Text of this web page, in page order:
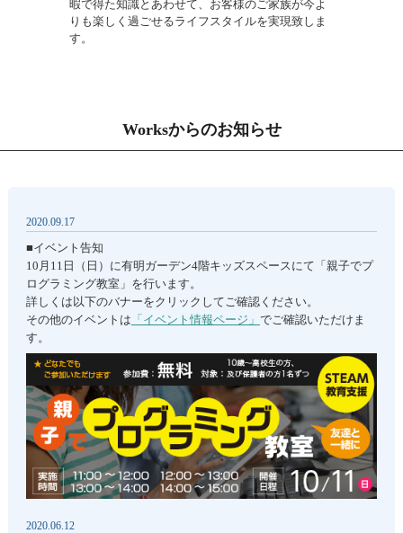
暇で得た知識とあわせて、お客様のご家族が今よ
りも楽しく過ごせるライフスタイルを実現致しま
す。
Worksからのお知らせ
2020.09.17
■イベント告知
10月11日（日）に有明ガーデン4階キッズスペースにて「親子でプ
ログラミング教室」を行います。
詳しくは以下のバナーをクリックしてご確認ください。
その他のイベントは 「イベント情報ページ」 でご確認いただけま
す。
2020.06.12